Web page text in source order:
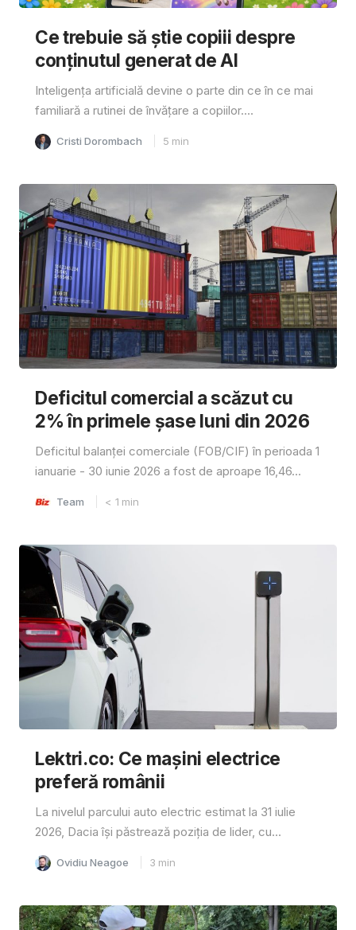
Ce trebuie să știe copiii despre
conținutul generat de AI
Inteligența artificială devine o parte din ce în ce mai
familiară a rutinei de învățare a copiilor....
Cristi Dorombach 5 min
Deficitul comercial a scăzut cu
2% în primele șase luni din 2026
Deficitul balanței comerciale (FOB/CIF) în perioada 1
ianuarie - 30 iunie 2026 a fost de aproape 16,46...
Team < 1 min
Lektri.co: Ce mașini electrice
preferă românii
La nivelul parcului auto electric estimat la 31 iulie
2026, Dacia își păstrează poziția de lider, cu...
Ovidiu Neagoe 3 min